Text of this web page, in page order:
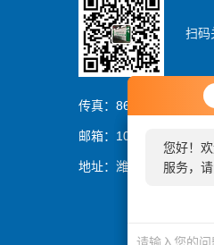
您好！
服务，
您好，
了需求
您好！
服务，
扫码
传真：86-0536-
邮箱：
地址：潍坊市潍城区曼